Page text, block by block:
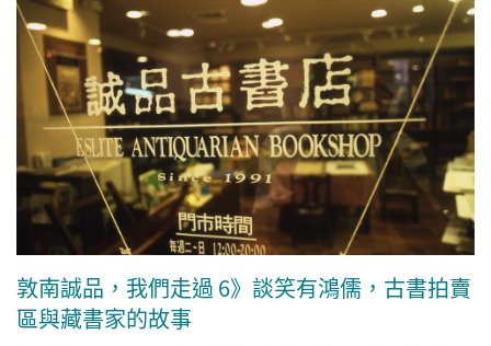
敦南誠品，我們走過 6》談笑有鴻儒，古書拍賣
區與藏書家的故事